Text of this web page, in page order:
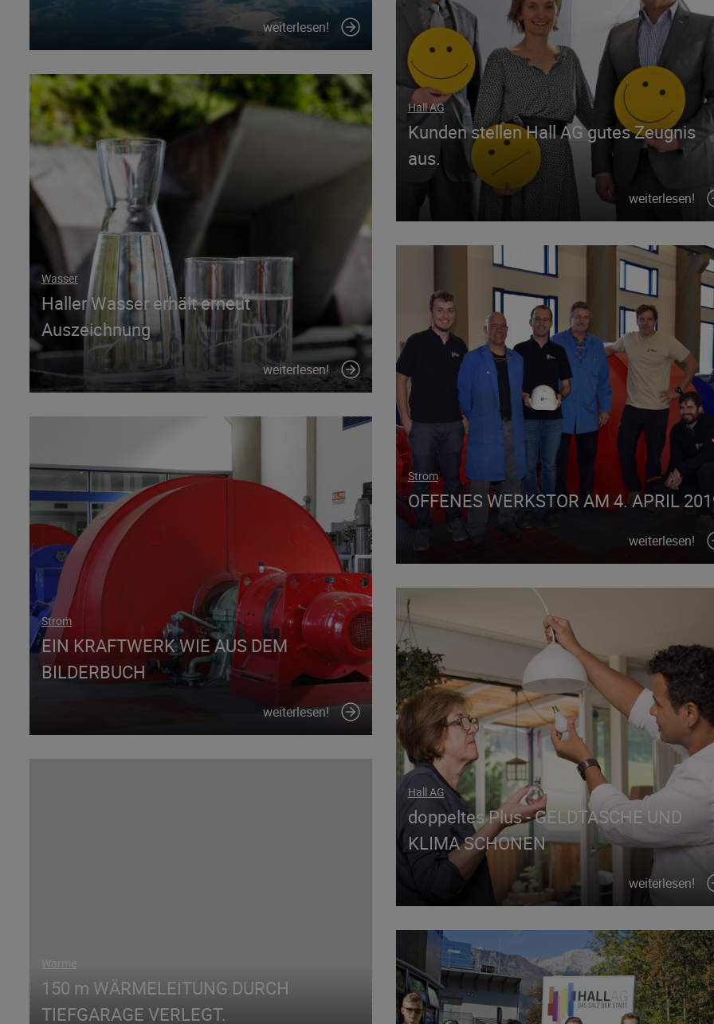
weiterlesen!
Hall AG
Kunden stellen Hall AG gutes Zeugnis
aus.
weiterlesen!
Wasser
Haller Wasser erhält erneut
Auszeichnung
weiterlesen!
Strom
OFFENES WERKSTOR AM 4. APRIL
weiterlesen!
Strom
EIN KRAFTWERK WIE AUS DEM
BILDERBUCH
weiterlesen!
Hall AG
doppeltes Plus - GELDTASCHE UND
KLIMA SCHONEN
weiterlesen!
150 m WÄRMELEITUNG DURCH
TIEFGARAGE VERLEGT.